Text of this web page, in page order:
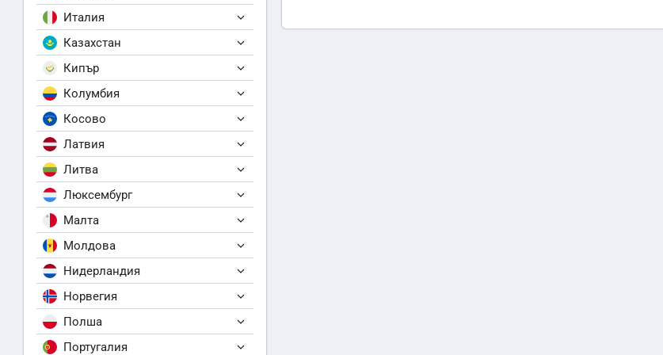
Италия
Казахстан
Кипър
Колумбия
Косово
Латвия
Литва
Люксембург
Малта
Молдова
Нидерландия
Норвегия
Полша
Португалия